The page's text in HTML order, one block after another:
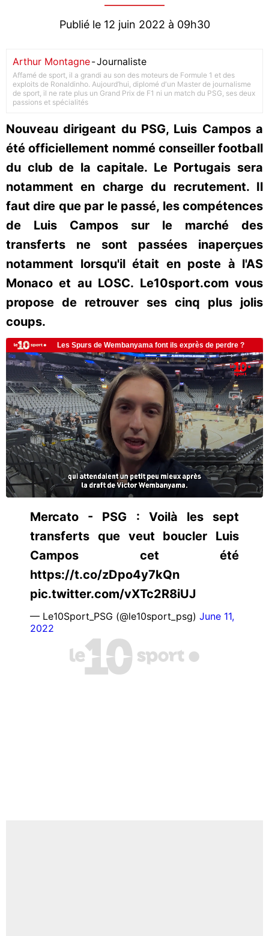
Publié le 12 juin 2022 à 09h30
Arthur Montagne-Journaliste
Affamé de sport, il a grandi au son des moteurs de Formule 1 et des
exploits de Ronaldinho. Aujourd’hui, diplomé d'un Master de journalisme
de sport, il ne rate plus un Grand Prix de F1 ni un match du PSG, ses deux
passions et spécialités
Nouveau dirigeant du PSG, Luis Campos a
été officiellement nommé conseiller football
du club de la capitale. Le Portugais sera
notamment en charge du recrutement. Il
faut dire que par le passé, les compétences
de Luis Campos sur le marché des
transferts ne sont passées inaperçues
notamment lorsqu'il était en poste à l'AS
Monaco et au LOSC. Le10sport.com vous
propose de retrouver ses cinq plus jolis
coups.
Mercato - PSG : Voilà les sept
transferts que veut boucler Luis
Campos cet été
https://t.co/zDpo4y7kQn
pic.twitter.com/vXTc2R8iUJ
— Le10Sport_PSG (@le10sport_psg) June 11,
2022